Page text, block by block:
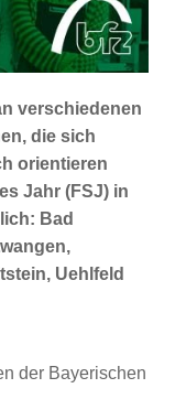
verschiedenen
die sich
orientieren
Jahr (FSJ)in
Bad
Uehlfeld
der Bayerischen